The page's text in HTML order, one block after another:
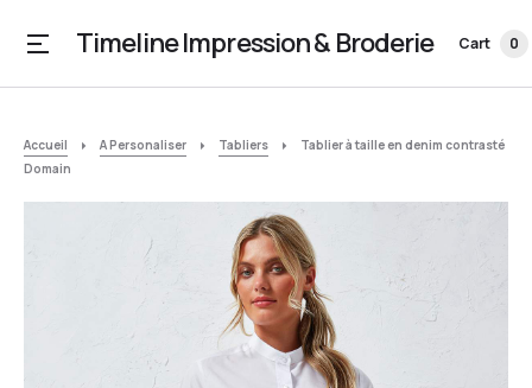
Timeline Impression & Broderie Cart 0
Accueil A Personaliser Tabliers
Tablier à taille en denim contrasté
Domain